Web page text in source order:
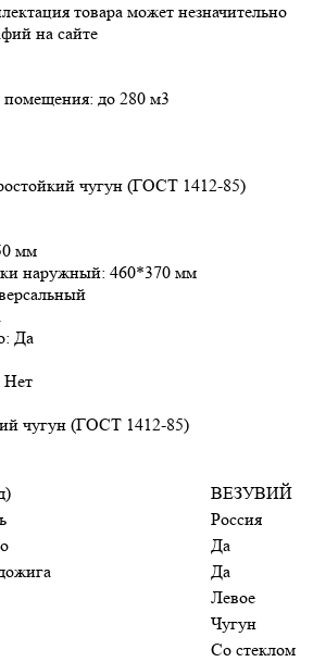
товара может незначительно
на сайте
до 280 м3
чугун (ГОСТ 1412-85)
мм
наружный: 460*370 мм
Да
Нет
чугун (ГОСТ 1412-85)
ВЕЗУВИЙ
Россия
Да
Да
Левое
Чугун
Со стеклом